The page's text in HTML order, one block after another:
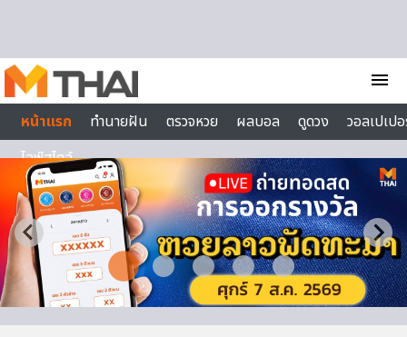
menu
หน้าแรก
ทำนายฝัน ตรวจหวย ผลบอล ดูดวง
วอลเปเป
ไลฟ์สไตล์